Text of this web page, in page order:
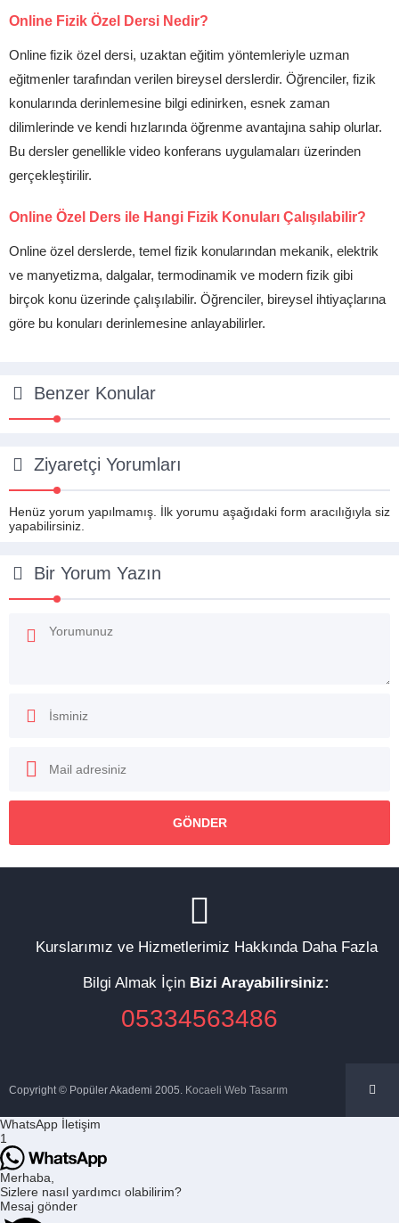
Online Fizik Özel Dersi Nedir?
Online fizik özel dersi, uzaktan eğitim yöntemleriyle uzman
eğitmenler tarafından verilen bireysel derslerdir. Öğrenciler, fizik
konularında derinlemesine bilgi edinirken, esnek zaman
dilimlerinde ve kendi hızlarında öğrenme avantajına sahip olurlar.
Bu dersler genellikle video konferans uygulamaları üzerinden
gerçekleştirilir.
Online Özel Ders ile Hangi Fizik Konuları Çalışılabilir?
Online özel derslerde, temel fizik konularından mekanik, elektrik
ve manyetizma, dalgalar, termodinamik ve modern fizik gibi
birçok konu üzerinde çalışılabilir. Öğrenciler, bireysel ihtiyaçlarına
göre bu konuları derinlemesine anlayabilirler.
Benzer Konular
Ziyaretçi Yorumları
Henüz yorum yapılmamış. İlk yorumu aşağıdaki form aracılığıyla siz
yapabilirsiniz.
Bir Yorum Yazın
Kurslarımız ve Hizmetlerimiz Hakkında Daha Fazla
Bilgi Almak İçin Bizi Arayabilirsiniz:
05334563486
Copyright © Popüler Akademi 2005. Kocaeli Web Tasarım
WhatsApp İletişim
1
Merhaba,
Sizlere nasıl yardımcı olabilirim?
Mesaj gönder